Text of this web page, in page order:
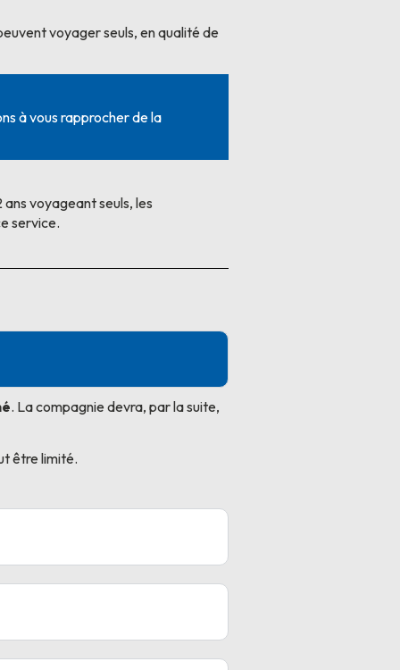
voyager seuls, en qualité de
à vous rapprocher de la
ans voyageant seuls, les
service.
. La compagnie devra, par la suite,
être limité.